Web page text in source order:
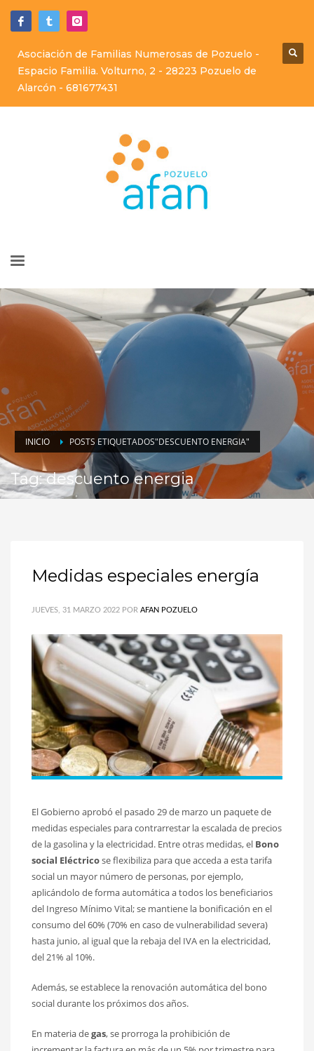
Asociación de Familias Numerosas de Pozuelo -
Espacio Familia. Volturno, 2 - 28223 Pozuelo de
Alarcón - 681677431
INICIO POSTS ETIQUETADOS"DESCUENTO ENERGIA"
Tag: descuento energia
Medidas especiales energía
JUEVES, 31 MARZO 2022 POR AFAN POZUELO
El Gobierno aprobó el pasado 29 de marzo un paquete de
medidas especiales para contrarrestar la escalada de precios
de la gasolina y la electricidad. Entre otras medidas, el Bono
social Eléctricose flexibiliza para que acceda a esta tarifa
social un mayor número de personas, por ejemplo,
aplicándolo de forma automática a todos los beneficiarios
del Ingreso Mínimo Vital; se mantiene la bonificación en el
consumo del 60% (70% en caso de vulnerabilidad severa)
hasta junio, al igual que la rebaja del IVA en la electricidad,
del 21% al 10%.
Además, se establece la renovación automática del bono
social durante los próximos dos años.
En materia degas, se prorroga la prohibición de